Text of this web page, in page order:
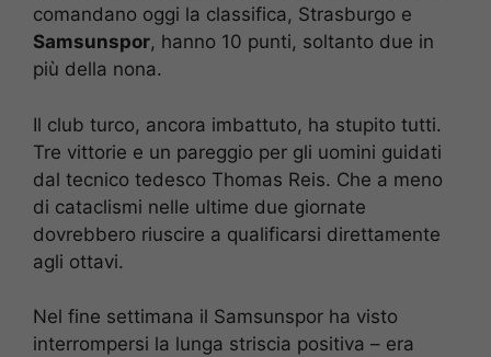
comandano oggi la classifica, Strasburgo e
Samsunspor, hanno 10 punti, soltanto due in
più della nona.
Il club turco, ancora imbattuto, ha stupito tutti.
Tre vittorie e un pareggio per gli uomini guidati
dal tecnico tedesco Thomas Reis. Che a meno
di cataclismi nelle ultime due giornate
dovrebbero riuscire a qualificarsi direttamente
agli ottavi.
Nel fine settimana il Samsunspor ha visto
interrompersi la lunga striscia positiva – era